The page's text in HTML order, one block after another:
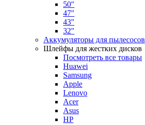
50"
47"
43"
32"
Аккумуляторы для пылесосов
Шлейфы для жестких дисков
Посмотреть все товары
Huawei
Samsung
Apple
Lenovo
Acer
Asus
HP